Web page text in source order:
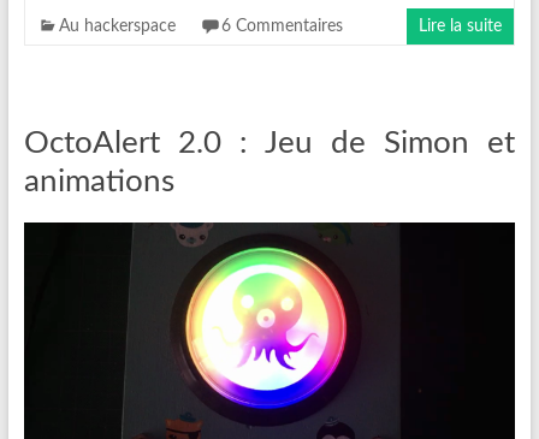
Au hackerspace 6 Commentaires Lire la suite
OctoAlert 2.0 : Jeu de Simon et
animations